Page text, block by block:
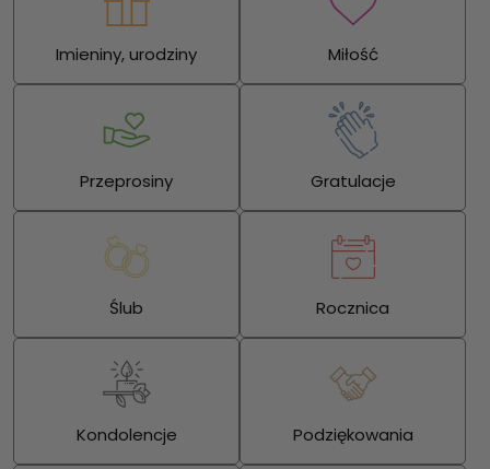
Imieniny, urodziny Miłość
Przeprosiny Gratulacje
Ślub Rocznica
Kondolencje Podziękowania